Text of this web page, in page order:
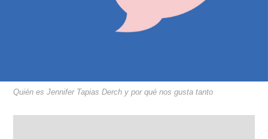
Quién es Jennifer Tapias Derch y por qué nos gusta tanto